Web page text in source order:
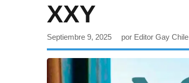
XXY
Septiembre 9, 2025 por Editor Gay Chile